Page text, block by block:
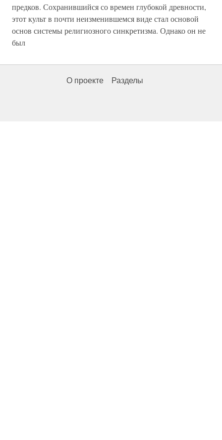
предков. Сохранившийся со времен глубокой древности,
этот культ в почти неизменившемся виде стал основой
основ системы религиозного синкретизма. Однако он не
был
О проекте Разделы